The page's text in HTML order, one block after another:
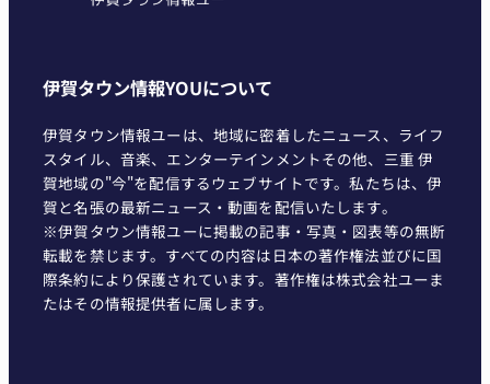
伊賀タウン情報YOUについて
伊賀タウン情報ユーは、地域に密着したニュース、ライフ
スタイル、音楽、エンターテインメントその他、三重 伊
賀地域の"今"を配信するウェブサイトです。私たちは、伊
賀と名張の最新ニュース・動画を配信いたします。
※伊賀タウン情報ユーに掲載の記事・写真・図表等の無断
転載を禁じます。すべての内容は日本の著作権法並びに国
際条約により保護されています。著作権は株式会社ユーま
たはその情報提供者に属します。